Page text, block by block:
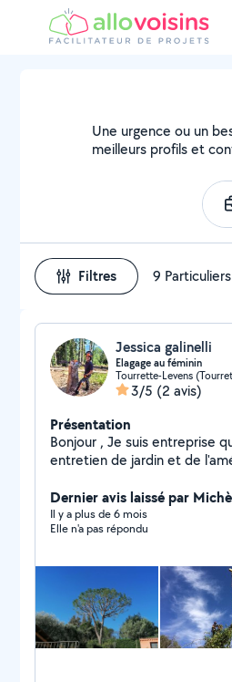
Une urgence ou un
meilleurs profils et
Filtres 9
Jessica galinelli
Elagage au féminin
Tourrette-Levens
3/5 (2 avis)
Présentation
Bonjour , Je suis entreprise
entretien de jardin et de
féminin -50% de remise immédiate sur vos impôts pour
les prestations de jardin
Dernier avis laissé par
Il y a plus de 6 mois
Elle n'a pas répondu